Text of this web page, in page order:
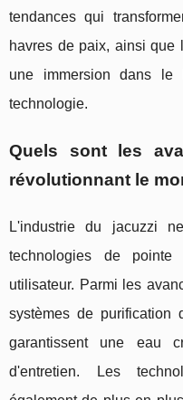
tendances qui
havres de paix, ainsi que
une immersion dans
technologie.
Quels sont les
révolutionnant le
L'industrie du jacuzzi
technologies de pointe
utilisateur. Parmi les
systèmes de purification
garantissent une eau
d'entretien. Les